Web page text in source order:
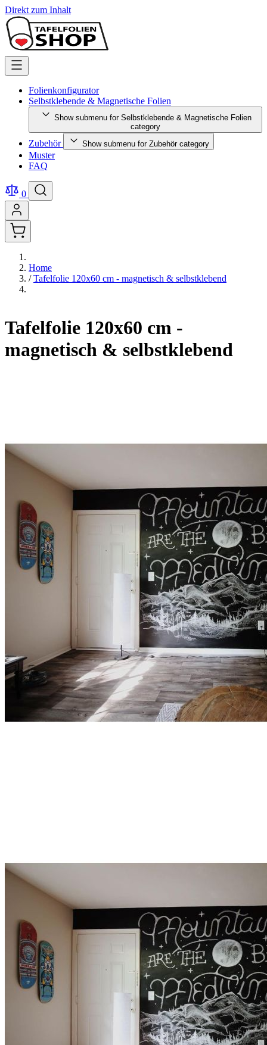
Direkt zum Inhalt
Folienkonfigurator
Selbstklebende & Magnetische Folien
Show submenu for Selbstklebende & Magnetische Folien
category
Zubehör Show submenu for Zubehör category
Muster
FAQ
0
Home
/ Tafelfolie 120x60 cm - magnetisch & selbstklebend
Tafelfolie 120x60 cm -
magnetisch & selbstklebend